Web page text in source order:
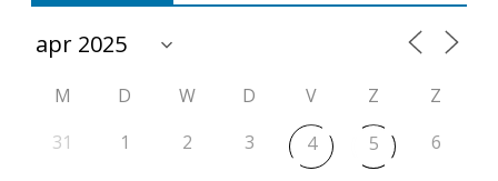
M D W D V Z
Z
31
1 2 3 4 5 6